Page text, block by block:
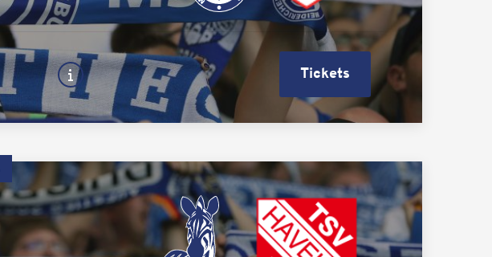
Tickets